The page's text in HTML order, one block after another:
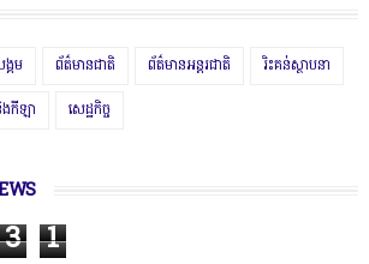
គម ព័ត៌មានជាតិ ព័ត៌មានអន្តរជាតិ រិះគន់ស្ថាបនា
កីឡា សេដ្ឋកិច្ច
3 1